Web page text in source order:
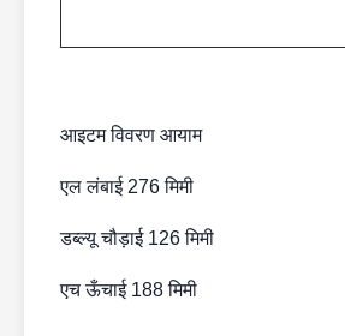
आइटम विवरण आयाम
एल लंबाई 276 मिमी
डब्ल्यू चौड़ाई 126 मिमी
एच ऊँचाई 188 मिमी